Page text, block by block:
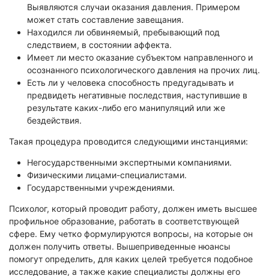
Выявляются случаи оказания давления. Примером
может стать составление завещания.
Находился ли обвиняемый, пребывающий под
следствием, в состоянии аффекта.
Имеет ли место оказание субъектом направленного и
осознанного психологического давления на прочих лиц.
Есть ли у человека способность предугадывать и
предвидеть негативные последствия, наступившие в
результате каких-либо его манипуляций или же
бездействия.
Такая процедура проводится следующими инстанциями:
Негосударственными экспертными компаниями.
Физическими лицами-специалистами.
Государственными учреждениями.
Психолог, который проводит работу, должен иметь высшее
профильное образование, работать в соответствующей
сфере. Ему четко формулируются вопросы, на которые он
должен получить ответы. Вышеприведенные нюансы
помогут определить, для каких целей требуется подобное
исследование, а также какие специалисты должны его